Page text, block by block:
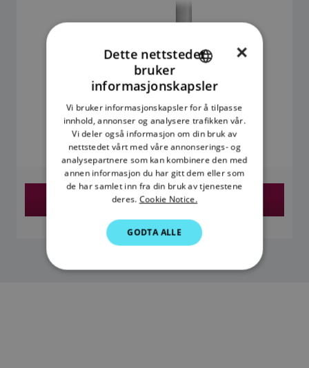
kr 5 190,00
Prisen inkluderer merverdiavgift
Finn en forhandler
DANISH
ITALIAN
SWEDISH
GERMAN
SPANISH
×
Dette nettstedet
bruker
informasjonskapsler
Vi bruker informasjonskapsler for å tilpasse
innhold, annonser og analysere trafikken vår.
Vi deler også informasjon om din bruk av
nettstedet vårt med våre annonserings- og
analysepartnere som kan kombinere den med
annen informasjon du har gitt dem eller som
de har samlet inn fra din bruk av tjenestene
deres. Cookie Notice.
GODTA ALLE